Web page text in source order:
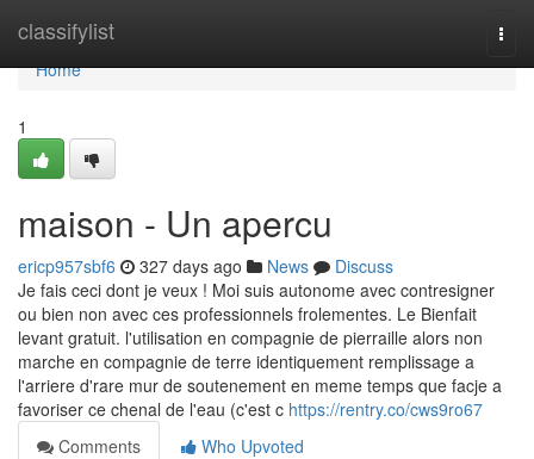
classifylist
Home
Home
1
maison - Un apercu
ericp957sbf6 327 days ago News
Discuss
Je fais ceci dont je veux ! Moi suis autonome avec contresigner
ou bien non avec ces professionnels frolementes. Le Bienfait
levant gratuit. l'utilisation en compagnie de pierraille alors non
marche en compagnie de terre identiquement remplissage a
l'arriere d'rare mur de soutenement en meme temps que facje a
favoriser ce chenal de l'eau (c'est c https://rentry.co/cws9ro67
Comments
Who Upvoted